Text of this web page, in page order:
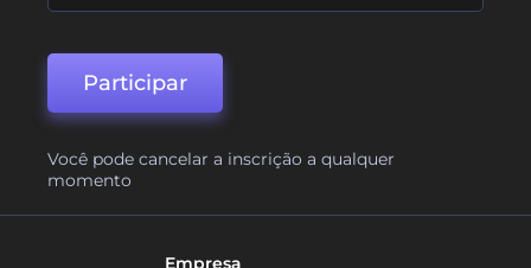
Participar
Você pode cancelar a inscrição a qualquer
momento
Empresa